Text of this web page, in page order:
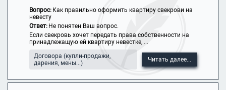
Вопрос: Как правильно оформить квартиру свекрови на
невесту
Ответ: Не понятен Ваш вопрос.
Если свекровь хочет передать права собственности на
принадлежащую ей квартиру невестке, ...
Договора (купли-продажи,
дарения, мены...)
Читать далее...